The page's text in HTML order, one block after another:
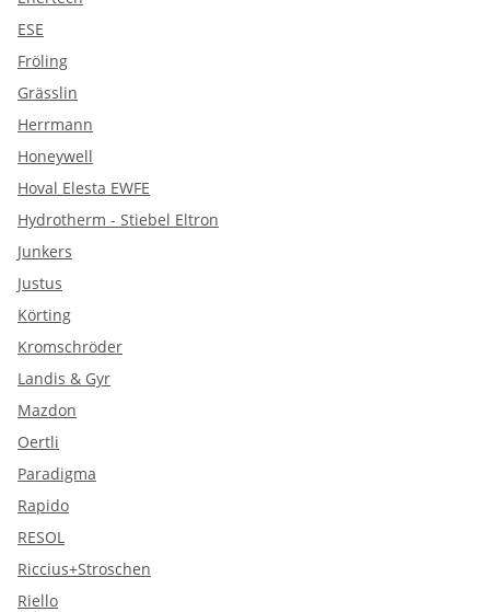
ESE
Fröling
Grässlin
Herrmann
Honeywell
Hoval Elesta EWFE
Hydrotherm - Stiebel Eltron
Junkers
Justus
Körting
Kromschröder
Landis & Gyr
Mazdon
Oertli
Paradigma
Rapido
RESOL
Riccius+Stroschen
Riello